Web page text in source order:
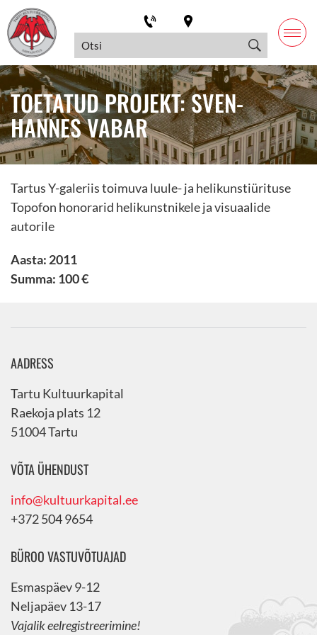
TOETATUD PROJEKT: SVEN-
HANNES VABAR
Tartus Y-galeriis toimuva luule- ja helikunstiürituse
Topofon honorarid helikunstnikele ja visuaalide
autorile
Aasta: 2011
Summa: 100 €
AADRESS
Tartu Kultuurkapital
Raekoja plats 12
51004 Tartu
VÕTA ÜHENDUST
info@kultuurkapital.ee
+372 504 9654
BÜROO VASTUVÕTUAJAD
Esmaspäev 9-12
Neljapäev 13-17
Vajalik eelregistreerimine!